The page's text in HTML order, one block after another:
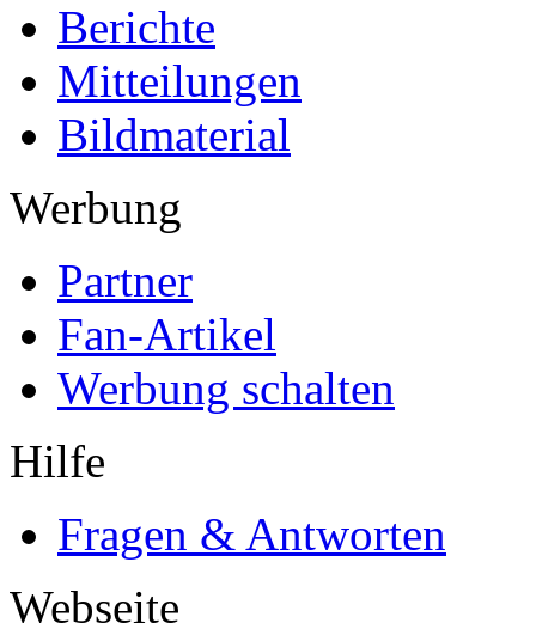
Berichte
Mitteilungen
Bildmaterial
Werbung
Partner
Fan-Artikel
Werbung schalten
Hilfe
Fragen & Antworten
Webseite